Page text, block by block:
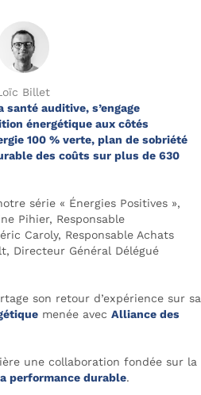
Billet
auditive, s’engage
énergétique aux côtés
100 % verte, plan de sobriété
des coûts sur plus de 630
série « Énergies Positives »,
Pihier, Responsable
Caroly, Responsable Achats
Directeur Général Délégué
son retour d’expérience sur sa
menée avec Alliance des
une collaboration fondée sur la
performance durable.